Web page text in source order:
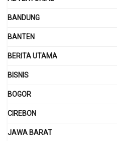
BANDUNG
BANTEN
BERITA UTAMA
BISNIS
BOGOR
CIREBON
JAWA BARAT